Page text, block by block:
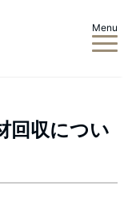
Menu
回収につい